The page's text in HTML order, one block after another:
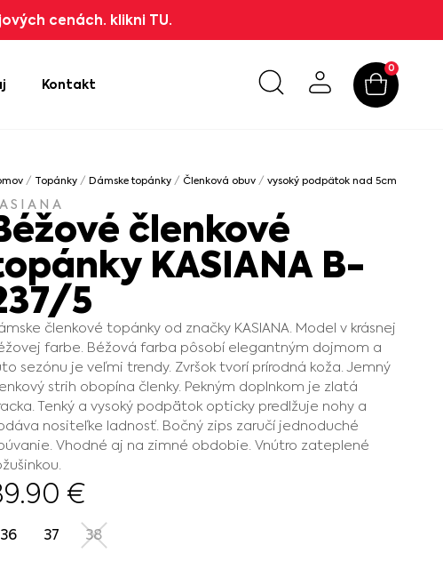
cenách. klikni TU.
Kontakt
0
/ Topánky /Dámske topánky / Členková obuv /vysoký podpätok nad 5cm
členkové
KASIANA B-
5
členkové topánky od značky KASIANA. Model v krásnej
farbe. Béžová farba pôsobí elegantným dojmom a
sezónu je veľmi trendy. Zvršok tvorí prírodná koža. Jemný
strih obopína členky. Pekným doplnkom je zlatá
Tenký a vysoký podpätok opticky predlžuje nohy a
nositeľke ladnosť. Bočný zips zaručí jednoduché
Vhodné aj na zimné obdobie. Vnútro zateplené
€
36 37 38